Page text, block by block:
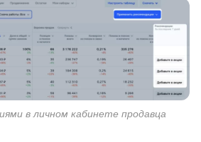
в личном кабинете продавца
Эдюсон
₽